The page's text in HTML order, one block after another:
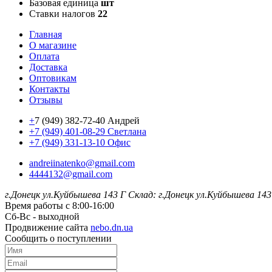
Базовая единица шт
Ставки налогов 22
Главная
О магазине
Оплата
Доставка
Оптовикам
Контакты
Отзывы
+7 (949) 382-72-40 Андрей
+7 (949) 401-08-29 Светлана
+7 (949) 331-13-10 Офис
andreiinatenko@gmail.com
4444132@gmail.com
г.Донецк ул.Куйбышева 143 Г Склад: г.Донецк ул.Куйбышева
Время работы с 8:00-16:00
Сб-Вс - выходной
Продвижение сайта nebo.dn.ua
Сообщить о поступлении